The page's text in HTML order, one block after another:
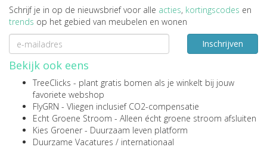
Schrijf je in op de nieuwsbrief voor alle acties, kortingscodes en
trends op het gebied van meubelen en wonen
Inschrijven
Bekijk ook eens
TreeClicks - plant gratis bomen als je winkelt bij jouw
favoriete webshop
FlyGRN - Vliegen inclusief CO2-compensatie
Echt Groene Stroom - Alleen écht groene stroom afsluiten
Kies Groener - Duurzaam leven platform
Duurzame Vacatures / internationaal